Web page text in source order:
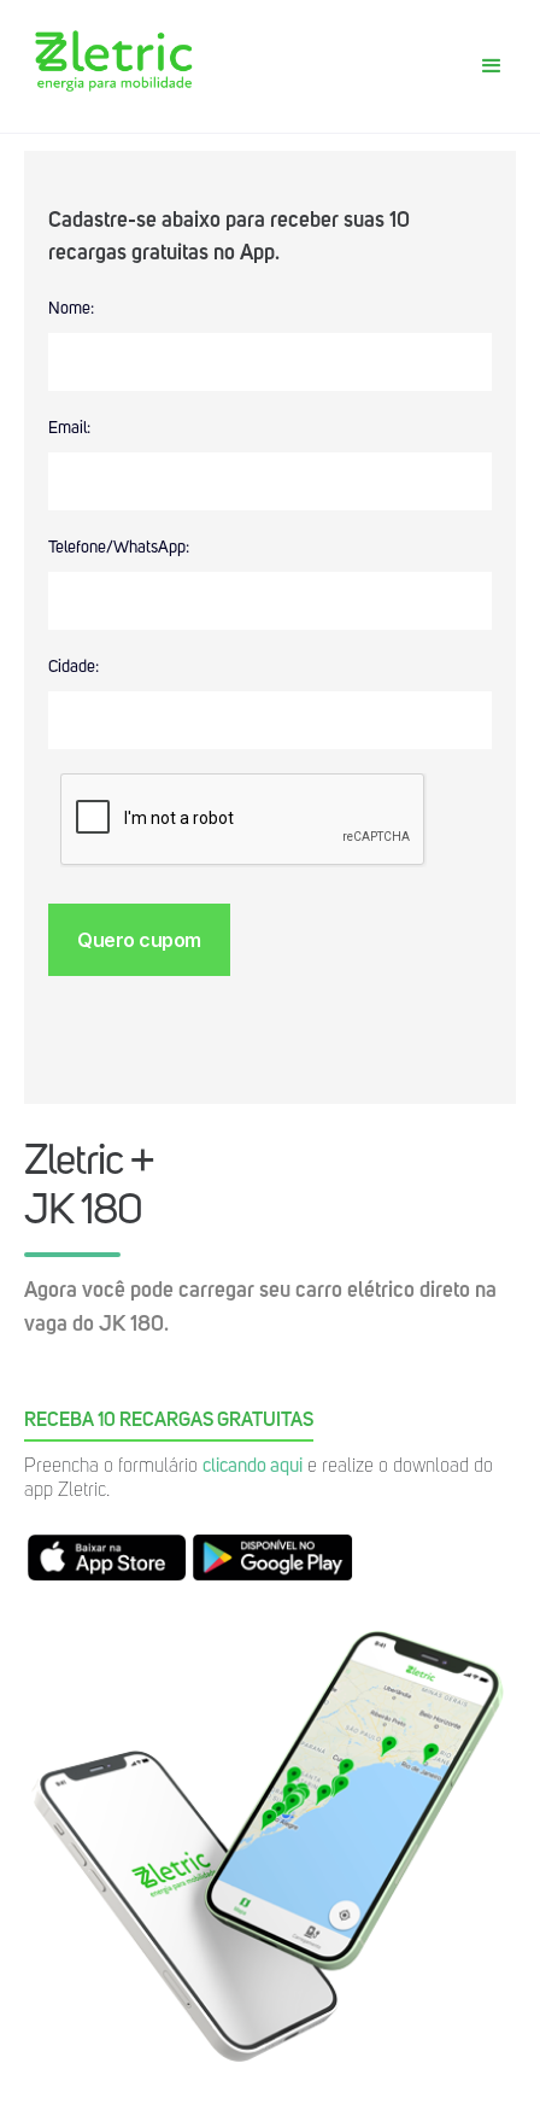
Zletric +
JK 180
Agora você pode carregar seu carro elétrico direto na
vaga do JK 180.
RECEBA 10 RECARGAS GRATUITAS
Preencha o formulário clicando aqui e realize o download do
app Zletric.
Cadastre-se abaixo para receber suas 10
recargas gratuitas no App.
Nome:
Email:
Telefone/WhatsApp:
Cidade: